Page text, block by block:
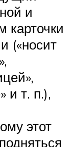
и
карточки
(«носит
и т. п.),
этот